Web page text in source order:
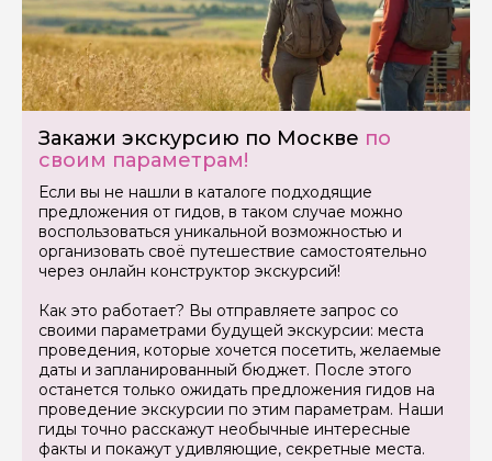
Закажи экскурсию по Москве по
своим параметрам!
Если вы не нашли в каталоге подходящие
предложения от гидов, в таком случае можно
воспользоваться уникальной возможностью и
организовать своё путешествие самостоятельно
через онлайн конструктор экскурсий!
Как это работает? Вы отправляете запрос со
своими параметрами будущей экскурсии: места
проведения, которые хочется посетить, желаемые
даты и запланированный бюджет. После этого
останется только ожидать предложения гидов на
проведение экскурсии по этим параметрам. Наши
гиды точно расскажут необычные интересные
факты и покажут удивляющие, секретные места.